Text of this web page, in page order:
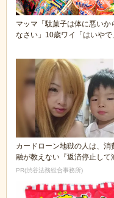
マッマ「駄菓子は体に悪いか
なさい」10歳ワイ「はいやで
カードローン地獄の人は、消
融が教えない『返済停止して
免除する方法』で...
PR(渋谷法務総合事務所)